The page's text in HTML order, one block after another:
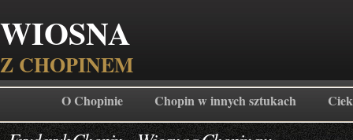
WIOSNA
Z CHOPINEM
O Chopinie Chopin w innych sztukach